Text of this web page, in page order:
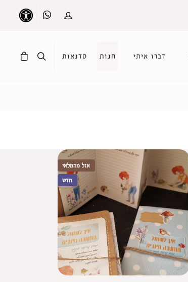
כניסה Whatsapp
דברו איתי חנות סדנאות
אזל מהמלאי
חדש